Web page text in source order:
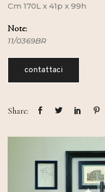
Cm 170L x 41p x 99h
Note:
11/0369BR
contattaci
Share: